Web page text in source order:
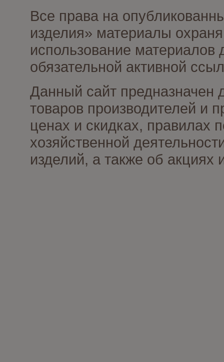
Все права на
изделия» материалы
использование материалов
обязательной активной
Данный сайт предназначен
товаров производителей и
ценах и скидках, правилах
хозяйственной
изделий, а также об